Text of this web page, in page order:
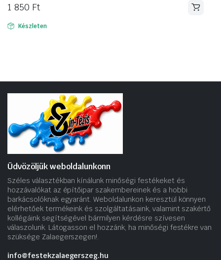
1 850 Ft
Készleten
Üdvözöljük weboldalunkonn
Széles választékban kínálunk minőségi festékeket és
hozzávalókat az építőipar szakembereinek és a hobbi
barkácsolóknak egyaránt. Weboldalunkon keresztül könnyen
elérhetőek termékeink és szolgáltatásaink, valamint szakértő
kollégáink segítségével bármilyen kérdésre szívesen
válaszolunk. Látogasson el hozzánk, ha minőségi festékre van
szüksége Zalaegerszegen!.
info@festekzalaegerszeg.hu